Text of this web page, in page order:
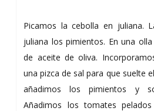
Picamos la cebolla en juliana.
juliana los pimientos. En una
de aceite de oliva.
una pizca de sal para que suelte
añadimos los pimientos y
Añadimos los tomates